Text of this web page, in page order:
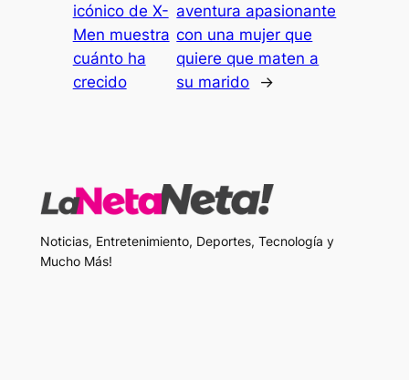
icónico de X-
Men muestra
cuánto ha
crecido
aventura apasionante
con una mujer que
quiere que maten a
su marido
→
Noticias, Entretenimiento, Deportes, Tecnología y
Mucho Más!